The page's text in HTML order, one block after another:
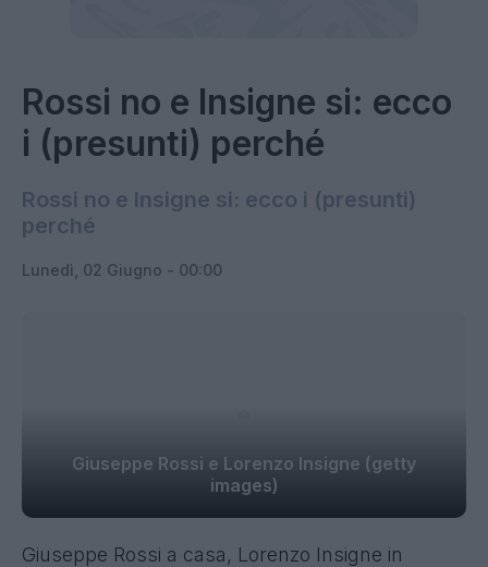
Rossi no e Insigne si: ecco
i (presunti) perché
Rossi no e Insigne si: ecco i (presunti)
perché
Lunedì, 02 Giugno - 00:00
Giuseppe Rossi e Lorenzo Insigne (getty
images)
Giuseppe Rossi a casa, Lorenzo Insigne in